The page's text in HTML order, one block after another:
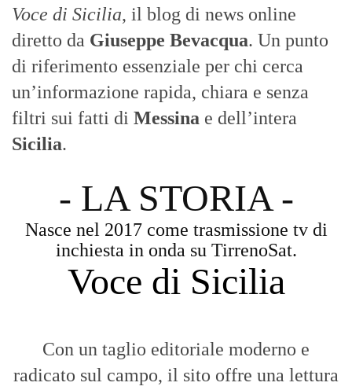
Voce di Sicilia, il blog di news online
diretto da Giuseppe Bevacqua. Un punto
di riferimento essenziale per chi cerca
un’informazione rapida, chiara e senza
filtri sui fatti di Messina e dell’intera
Sicilia.
- LA STORIA -
Nasce nel 2017 come trasmissione tv di
inchiesta in onda su TirrenoSat.
Voce di Sicilia
Con un taglio editoriale moderno e
radicato sul campo, il sito offre una lettura